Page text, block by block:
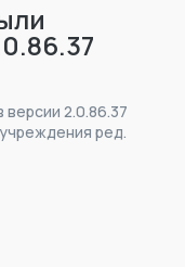
2.0.86.37
ред.